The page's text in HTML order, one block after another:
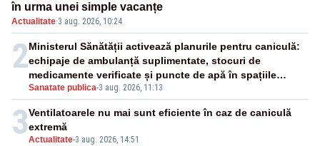
în urma unei simple vacanțe
Actualitate·3 aug. 2026, 10:24
2
Sanatate publica-3 aug. 2026, 11:13
Ministerul Sănătății activează planurile pentru caniculă:
echipaje de ambulanță suplimentate, stocuri de
medicamente verificate și puncte de apă în spațiile
publice
3Actualitate-3 aug. 2026, 14:51
Ventilatoarele nu mai sunt eficiente în caz de caniculă
extremă